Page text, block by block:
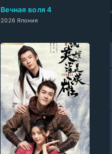
Вечная воля 4
2026 Япония